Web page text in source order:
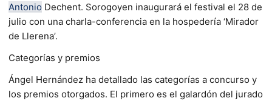
Antonio Dechent. Sorogoyen inaugurará el festival el 28 de
julio con una charla-conferencia en la hospedería ‘Mirador
de Llerena’.
Categorías y premios
Ángel Hernández ha detallado las categorías a concurso y
los premios otorgados. El primero es el galardón del jurado